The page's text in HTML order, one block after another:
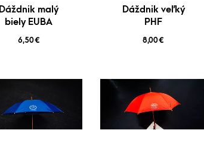
Dáždnik malý
biely EUBA
6,50€
Dáždnik veľký
PHF
8,00€